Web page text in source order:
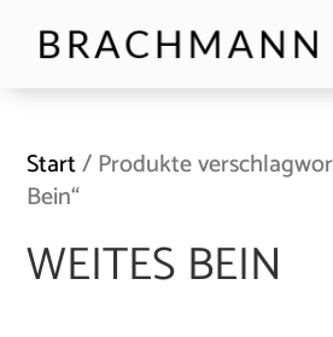
Start/ Produkte
Bein“
WEITES BEIN